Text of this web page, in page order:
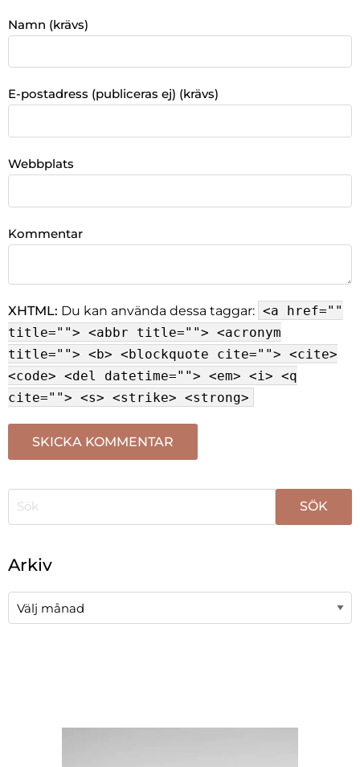
Namn (krävs)
E-postadress (publiceras ej) (krävs)
Webbplats
Kommentar
XHTML: Du kan använda dessa taggar: <a href=""
title=""> <abbr title=""> <acronym
title=""> <b> <blockquote cite=""> <cite>
<code> <del datetime=""> <em> <i> <q
cite=""> <s> <strike> <strong>
Arkiv